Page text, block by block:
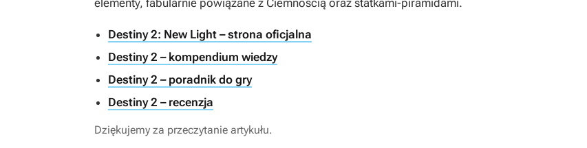
elementy, fabularnie powiązane z Ciemnością oraz statkami-piramidami.
Destiny 2: New Light – strona oficjalna
Destiny 2 – kompendium wiedzy
Destiny 2 – poradnik do gry
Destiny 2 – recenzja
Dziękujemy za przeczytanie artykułu.